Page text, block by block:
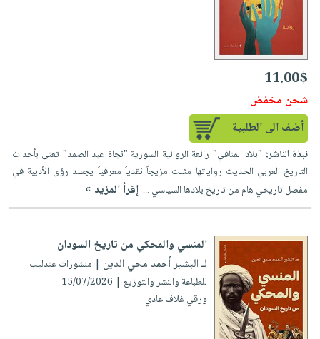
11.00$
شحن مخفض
أضف الى الطلبية
نبذة الناشر: "بلاد المنافي" رائعة الروائية السورية "نجاة عبد الصمد" تعنى بأحداث
التاريخ العربي الحديث رواياتها مثلت مزيجاً نقدياُ معرفياُ يجسد رؤى الأديبة في
مفصل تاريخي هام من تاريخ بلادها السياسي ... إقرأ المزيد »
المنسي والمحكي من تاريخ السودان
لـ البشير أحمد محي الدين | منشورات عندليب
للطباعة والنشر والتوزيع | 15/07/2026
ورقي غلاف عادي